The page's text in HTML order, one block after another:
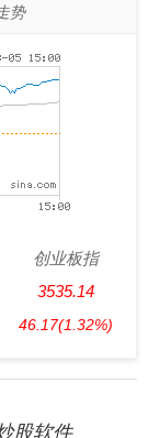
势
创业板指
3535.14
46.17(1.32%)
股软件